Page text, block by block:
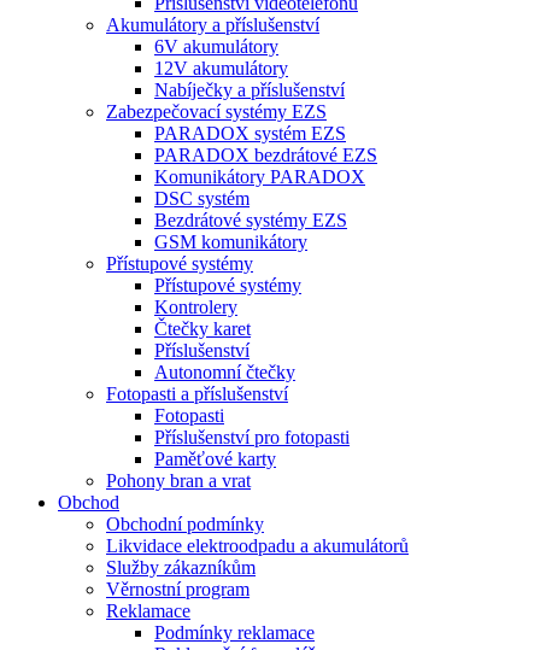
Akumulátory a příslušenství
6V akumulátory
12V akumulátory
Nabíječky a příslušenství
Zabezpečovací systémy EZS
PARADOX systém EZS
PARADOX bezdrátové EZS
Komunikátory PARADOX
DSC systém
Bezdrátové systémy EZS
GSM komunikátory
Přístupové systémy
Přístupové systémy
Kontrolery
Čtečky karet
Příslušenství
Autonomní čtečky
Fotopasti a příslušenství
Fotopasti
Příslušenství pro fotopasti
Paměťové karty
Pohony bran a vrat
Obchod
Obchodní podmínky
Likvidace elektroodpadu a akumulátorů
Služby zákazníkům
Věrnostní program
Reklamace
Podmínky reklamace